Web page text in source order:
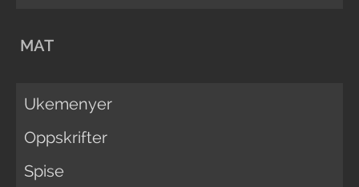
MAT
Ukemenyer
Oppskrifter
Spise